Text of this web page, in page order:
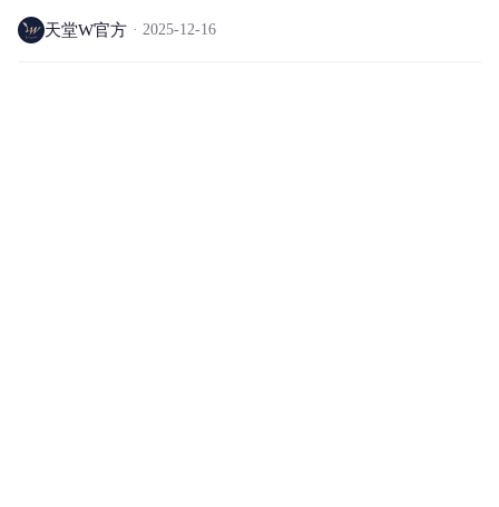
天堂W官方 2025-12-16